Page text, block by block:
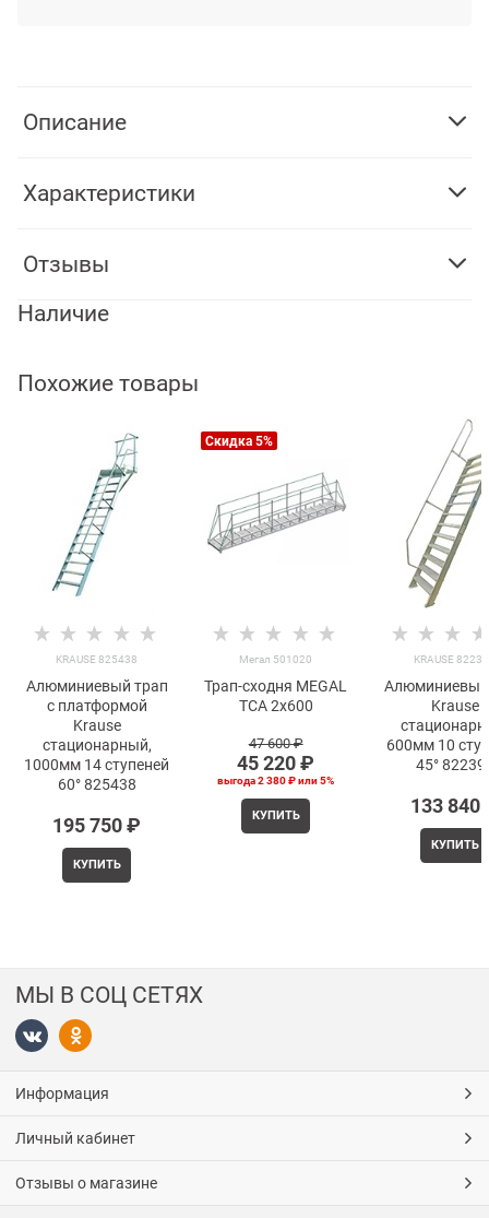
Описание
Характеристики
Отзывы
Наличие
Похожие товары
KRAUSE 825438
Алюминиевый трап
с платформой
Krause
стационарный,
1000мм 14 ступеней
60° 825438
195 750 ₽
КУПИТЬ
Скидка 5%
Мегал 501020
Трап-сходня MEGAL
ТСА 2х600
47 600 ₽
45 220 ₽
выгода2 380 ₽или5%
КУПИТЬ
KRAUSE
Алюминиевый
Krause
600мм 10
45°
133 840
КУПИТЬ
МЫ В СОЦ СЕТЯХ
Информация
Личный кабинет
Отзывы о магазине